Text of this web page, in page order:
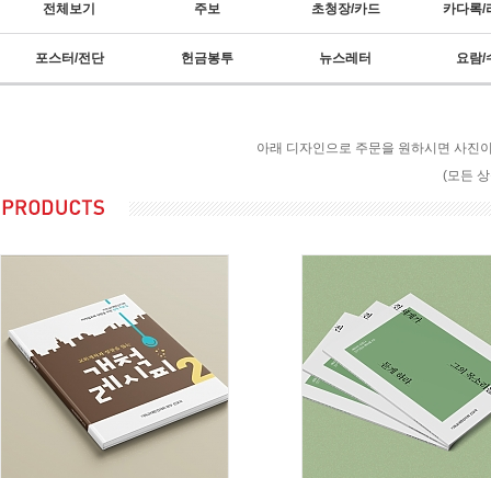
전체보기 주보 초청장/카드 카다록/
포스터/전단 헌금봉투 뉴스레터 요람/
아래 디자인으로 주문을 원하시면 사진
(모든